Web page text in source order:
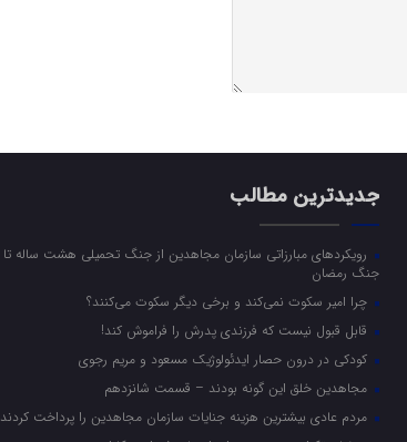
جدیدترین مطالب
رویکرد‌های مبارزاتی سازمان مجاهدین از جنگ تحمیلی هشت ساله تا
جنگ رمضان
چرا امیر سکوت نمی‌کند و برخی دیگر سکوت می‌کنند؟
قابل قبول نیست که فرزندی پدرش را فراموش کند!
کودکی در درون حصار ایدئولوژیک مسعود و مریم رجوی
مجاهدین خلق این گونه بودند – قسمت شانزدهم
مردم عادی بیشترین هزینه جنایات سازمان مجاهدین را پرداخت کردند